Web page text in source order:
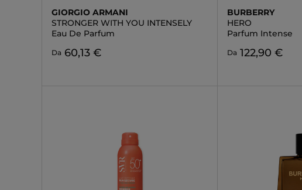
GIORGIO ARMANI
STRONGER WITH YOU INTENSELY
Eau De Parfum
Da 60,13 €
BURBERRY
HERO
Parfum Intense
Da 122,90 €